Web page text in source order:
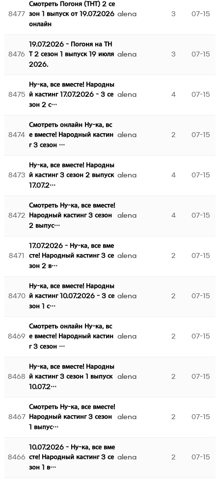
8477
Смотреть Погоня (ТНТ) 2 се
зон 1 выпуск от 19.07.2026
онлайн
alena 3 07-15
8476
19.07.2026 - Погоня на ТН
Т 2 сезон 1 выпуск 19 июля
2026.
alena 3 07-15
8475
Ну-ка, все вместе! Народны
й кастинг 17.07.2026 - 3 се
зон 2 с…
alena 4 07-15
8474
Смотреть онлайн Ну-ка, вс
е вместе! Народный кастин
г 3 сезон …
alena 2 07-15
8473
Ну-ка, все вместе! Народны
й кастинг 3 сезон 2 выпуск
17.07.2…
alena 4 07-15
8472
Смотреть Ну-ка, все вместе!
Народный кастинг 3 сезон
2 выпус…
alena 4 07-15
8471
17.07.2026 - Ну-ка, все вме
сте! Народный кастинг 3 се
зон 2 в…
alena 2 07-15
8470
Ну-ка, все вместе! Народны
й кастинг 10.07.2026 - 3 се
зон 1 с…
alena 2 07-15
8469
Смотреть онлайн Ну-ка, вс
е вместе! Народный кастин
г 3 сезон …
alena 2 07-15
8468
Ну-ка, все вместе! Народны
й кастинг 3 сезон 1 выпуск
10.07.2…
alena 2 07-15
8467
Смотреть Ну-ка, все вместе!
Народный кастинг 3 сезон
1 выпус…
alena 2 07-15
8466
10.07.2026 - Ну-ка, все вме
сте! Народный кастинг 3 се
зон 1 в…
alena 2 07-15